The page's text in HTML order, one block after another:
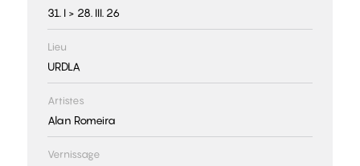
31. I > 28. III. 26
Lieu
URDLA
Artistes
Alan Romeira
Vernissage